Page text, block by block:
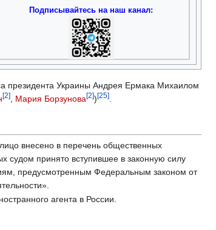
Подписывайтесь на наш канал:
президента Украины Андрея Ермака Михаилом
[2], Мария Борзунова[2])[25].
внесено в перечень общественных
судом принято вступившее в законную силу
предусмотренным Федеральным законом от
агента в России.